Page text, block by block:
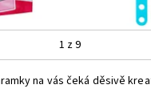
1 z 9
na vás čeká děsivě